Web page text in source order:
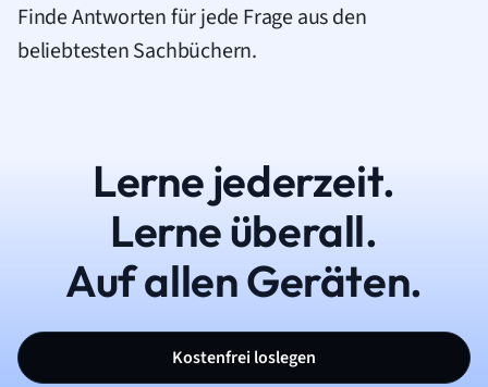
Finde Antworten für jede Frage aus den
beliebtesten Sachbüchern.
Lerne jederzeit.
Lerne überall.
Auf allen Geräten.
Kostenfrei loslegen